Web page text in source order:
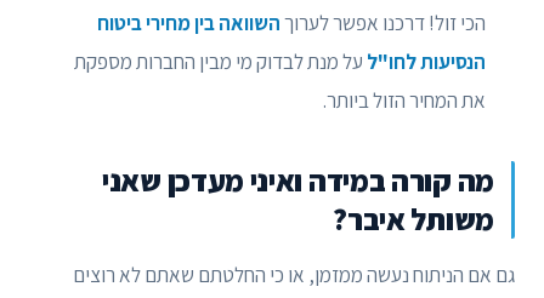
הכי זול! דרכנו אפשר לערוךהשוואה בין מחירי ביטוח
הנסיעות לחו"ל על מנת לבדוק מי מבין החברות מספקת
את המחיר הזול ביותר.
מה קורה במידה ואיני מעדכן שאני
משותל איבר?
גם אם הניתוח נעשה ממזמן, או כי החלטתם שאתם לא רוצים